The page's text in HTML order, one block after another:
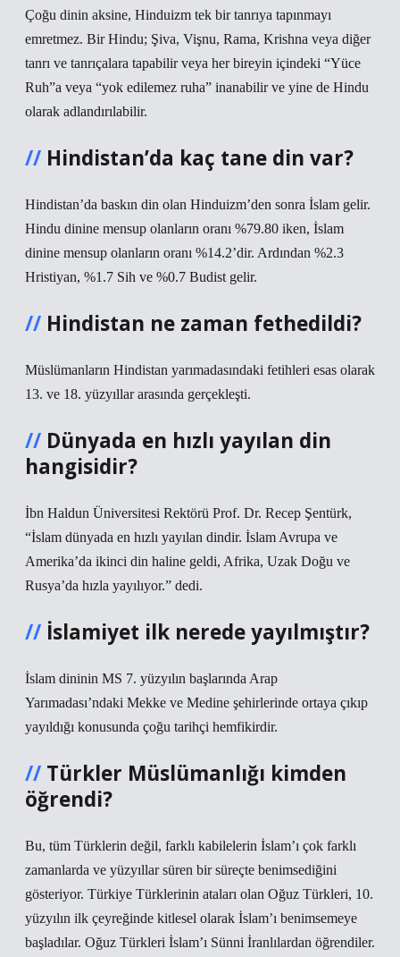
Çoğu dinin aksine, Hinduizm tek bir tanrıya tapınmayı
emretmez. Bir Hindu; Şiva, Vişnu, Rama, Krishna veya diğer
tanrı ve tanrıçalara tapabilir veya her bireyin içindeki “Yüce
Ruh”a veya “yok edilemez ruha” inanabilir ve yine de Hindu
olarak adlandırılabilir.
Hindistan’da kaç tane din var?
Hindistan’da baskın din olan Hinduizm’den sonra İslam gelir.
Hindu dinine mensup olanların oranı %79.80 iken, İslam
dinine mensup olanların oranı %14.2’dir. Ardından %2.3
Hristiyan, %1.7 Sih ve %0.7 Budist gelir.
Hindistan ne zaman fethedildi?
Müslümanların Hindistan yarımadasındaki fetihleri ​​esas olarak
13. ve 18. yüzyıllar arasında gerçekleşti.
Dünyada en hızlı yayılan din
hangisidir?
İbn Haldun Üniversitesi Rektörü Prof. Dr. Recep Şentürk,
“İslam dünyada en hızlı yayılan dindir. İslam Avrupa ve
Amerika’da ikinci din haline geldi, Afrika, Uzak Doğu ve
Rusya’da hızla yayılıyor.” dedi.
İslamiyet ilk nerede yayılmıştır?
İslam dininin MS 7. yüzyılın başlarında Arap
Yarımadası’ndaki Mekke ve Medine şehirlerinde ortaya çıkıp
yayıldığı konusunda çoğu tarihçi hemfikirdir.
Türkler Müslümanlığı kimden
öğrendi?
Bu, tüm Türklerin değil, farklı kabilelerin İslam’ı çok farklı
zamanlarda ve yüzyıllar süren bir süreçte benimsediğini
gösteriyor. Türkiye Türklerinin ataları olan Oğuz Türkleri, 10.
yüzyılın ilk çeyreğinde kitlesel olarak İslam’ı benimsemeye
başladılar. Oğuz Türkleri İslam’ı Sünni İranlılardan öğrendiler.